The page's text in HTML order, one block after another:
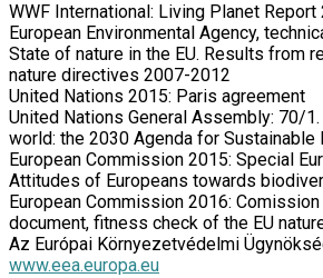
WWF International: Living Planet Report
European Environmental Agency,
State of nature in the EU. Results from
nature directives 2007-2012
United Nations 2015: Paris agreement
United Nations General Assembly: 70/
world: the 2030 Agenda for Sustainable
European Commission 2015: Special
Attitudes of Europeans towards
European Commission 2016:
document, fitness check of the EU
Az Európai Környezetvédelmi
www.eea.europa.eu